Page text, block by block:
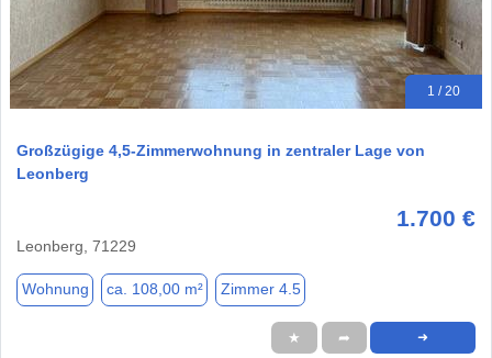
1 / 20
Großzügige 4,5-Zimmerwohnung in zentraler Lage von
Leonberg
1.700 €
Leonberg, 71229
Wohnung ca. 108,00 m² Zimmer 4.5
★ ➦ ➜